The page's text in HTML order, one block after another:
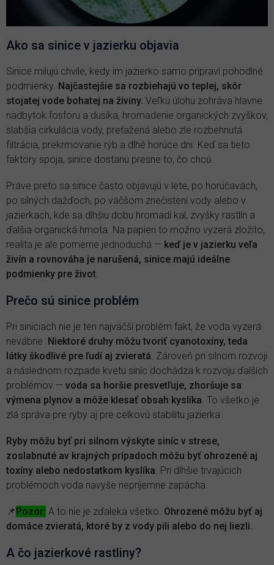
Ako sa sinice v jazierku objavia
Sinice milujú chvíle, kedy im jazierko samo pripraví pohodlné
podmienky. Najčastejšie sa rozbiehajú vo teplej, skôr
stojatej vode bohatej na živiny. Veľkú úlohu zohráva hlavne
nadbytok fosforu a dusíka, hromadenie organických zvyškov,
slabšia cirkulácia vody, preťažená alebo zle rozbehnutá
filtrácia, prekrmovanie rýb a dlhé horúce dni. Keď sa tieto
faktory spoja, sinice dostanú presne to, čo chcú.
Práve preto sa sinice často objavujú v lete, po horúčavách,
po silných dažďoch, po väčšom znečistení vody alebo v
jazierkach, kde sa dlhšiu dobu hromadí kal, zvyšky rastlín a
ďalšia organická hmota. Na papieri to možno vyzerá zložito,
realita je ale pomerne jednoduchá — keď je v jazierku veľa
živín a rovnováha je narušená, sinice majú ideálne
podmienky pre život.
Prečo sú sinice problém
Pri siniciach nie je ten najväčší problém fakt, že voda vyzerá
nevábne. Niektoré druhy môžu tvoriť cyanotoxíny, teda
látky škodlivé pre ľudí aj zvieratá. Zároveň pri silnom rozvoji
a následnom rozpade kvetu siníc dochádza k rozvoju ďalších
problémov — voda sa horšie presvetľuje, zhoršuje sa
výmena plynov a môže klesať obsah kyslíka. To všetko je
zlá správa pre ryby aj pre celkovú stabilitu jazierka.
Ryby môžu byť pri silnom výskyte siníc v strese,
zoslabnuté av krajných prípadoch môžu byť ohrozené aj
toxíny alebo nedostatkom kyslíka. Pri dlhšie trvajúcich
problémoch voda navyše nepríjemne zapácha.
📌Pozor: A to nie je zďaleka všetko. Ohrozené môžu byť aj
domáce zvieratá, ktoré by z vody pili alebo do nej liezli.
A čo jazierkové rastliny?